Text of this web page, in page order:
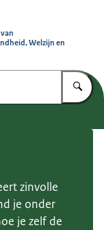
Welzijn en
zinvolle
je onder
je zelf de